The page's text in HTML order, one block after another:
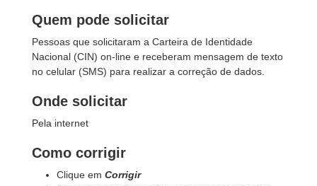
Quem pode solicitar
Pessoas que solicitaram a Carteira de Identidade
Nacional (CIN) on-line e receberam mensagem de texto
no celular (SMS) para realizar a correção de dados.
Onde solicitar
Pela internet
Como corrigir
Clique em Corrigir